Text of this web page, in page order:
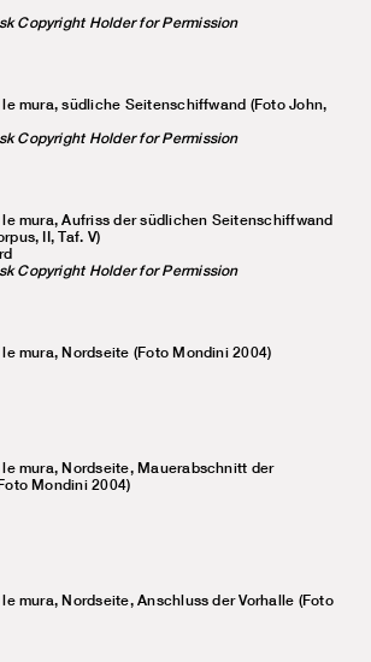
Copyright Holder for Permission
le mura, südliche Seitenschiffwand (Foto John,
Copyright Holder for Permission
le mura, Aufriss der südlichen Seitenschiffwand
II, Taf. V)
Copyright Holder for Permission
mura, Nordseite (Foto Mondini 2004)
le mura, Nordseite, Mauerabschnitt der
Mondini 2004)
mura, Nordseite, Anschluss der Vorhalle (Foto